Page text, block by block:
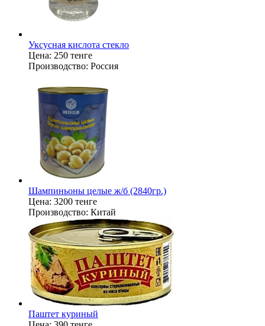
Уксусная кислота стекло
Цена: 250 тенге
Производство: Россия
Шампиньоны целые ж/б (2840гр.)
Цена: 3200 тенге
Производство: Китай
Паштет куриный